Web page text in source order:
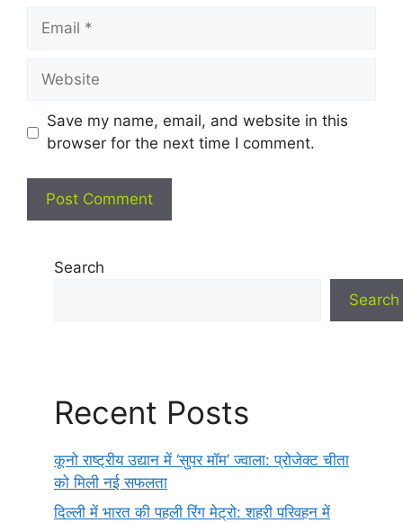
Email
Website
Save my name, email, and website in this
browser for the next time I comment.
Search
Search
Recent Posts
कूनो राष्ट्रीय उद्यान में ‘सुपर मॉम’ ज्वाला: प्रोजेक्ट चीता
को मिली नई सफलता
दिल्ली में भारत की पहली रिंग मेट्रो: शहरी परिवहन में